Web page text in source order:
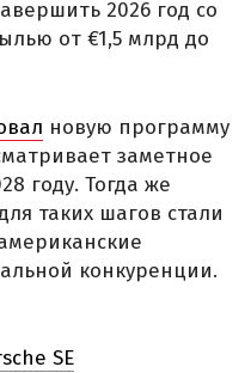
2026 год со
от €1,5 млрд до
новую программу
заметное
году. Тогда же
таких шагов стали
конкуренции.
SE